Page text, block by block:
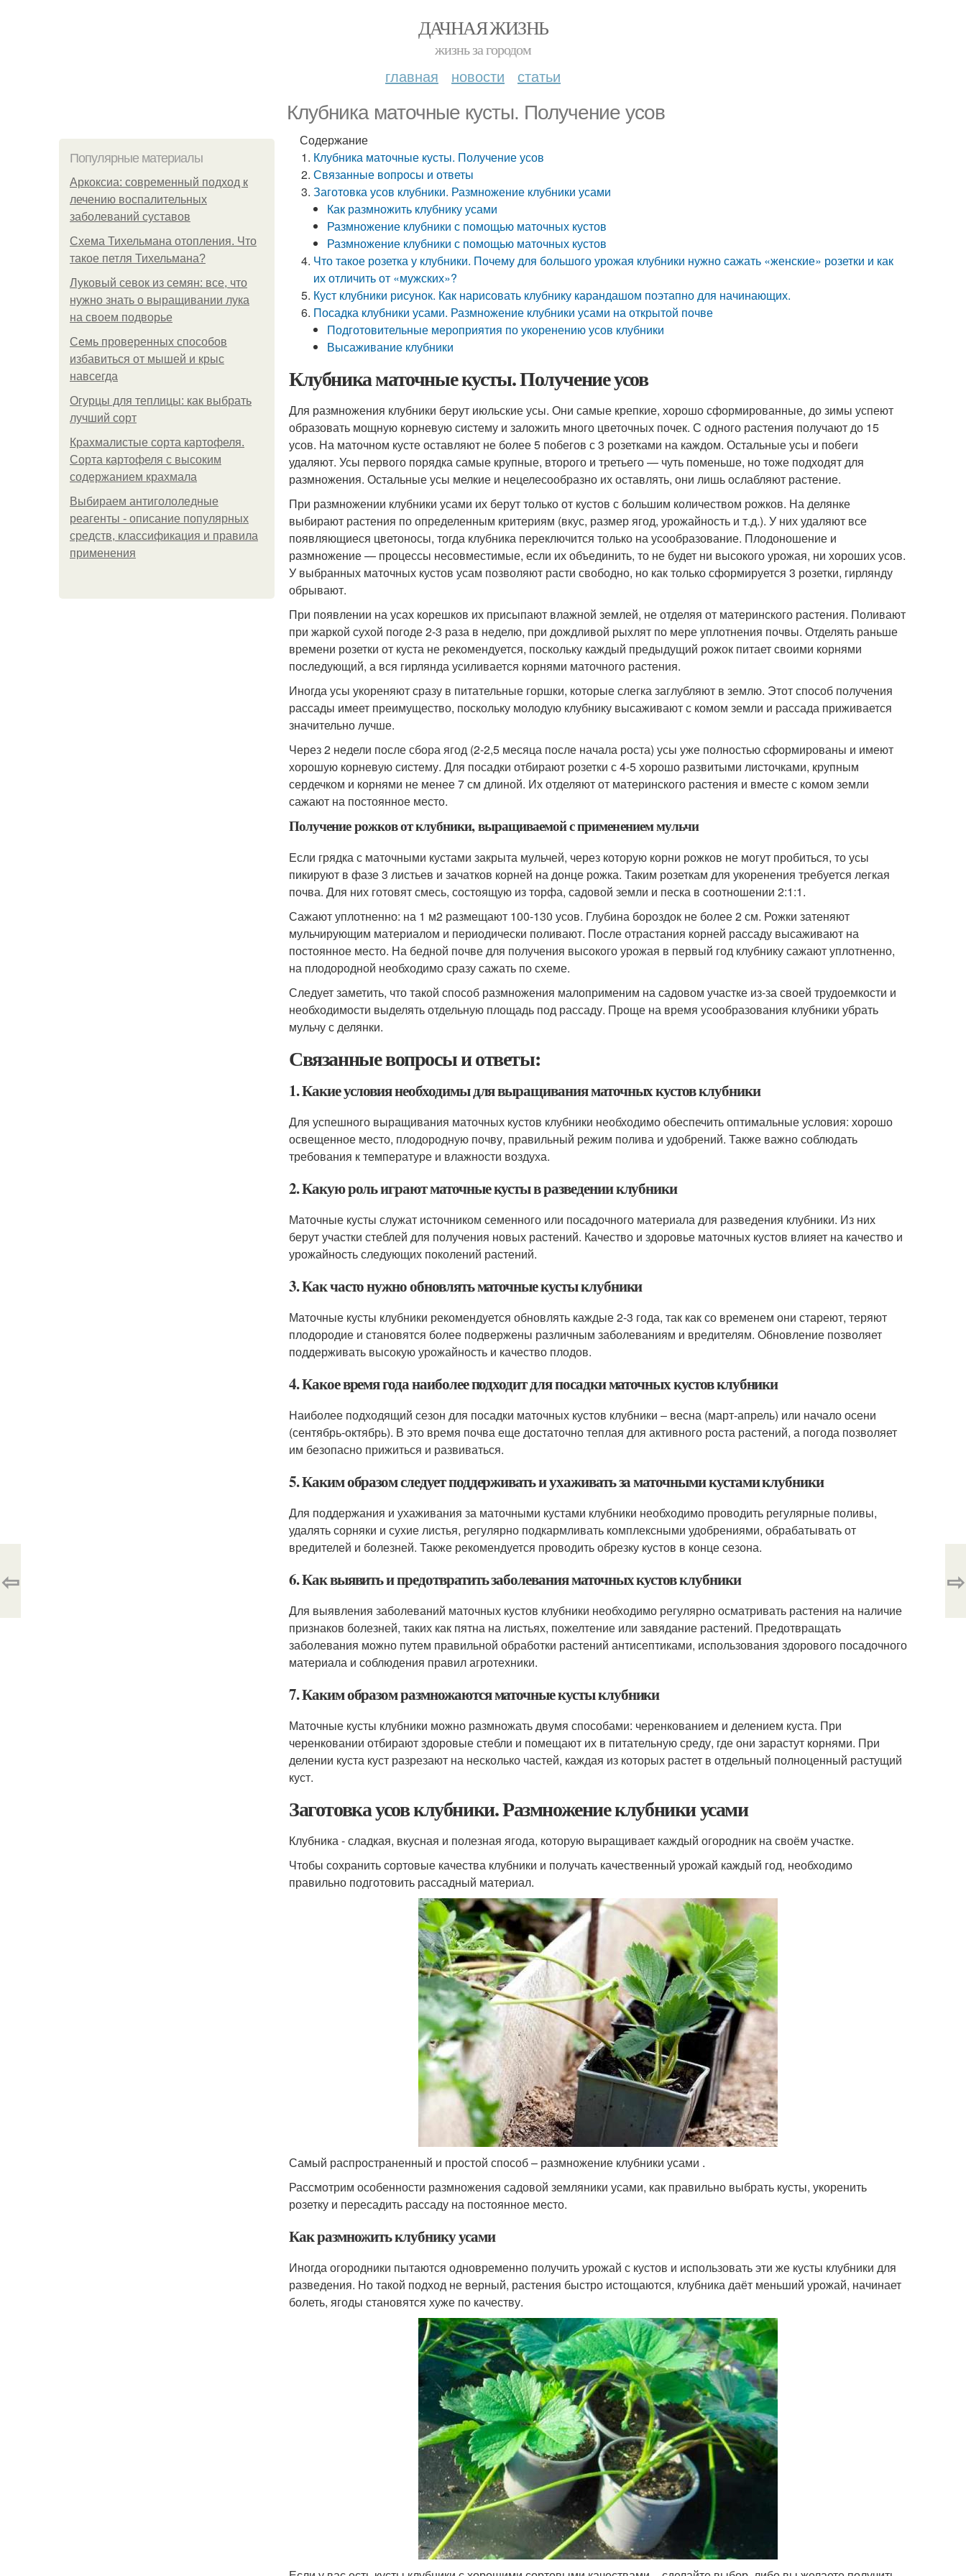
ДАЧНАЯ ЖИЗНЬ
жизнь за городом
главная новости статьи
Клубника маточные кусты. Получение усов
Популярные материалы
Аркоксиа: современный подход к
лечению воспалительных
заболеваний суставов
Схема Тихельмана отопления. Что
такое петля Тихельмана?
Луковый севок из семян: все, что
нужно знать о выращивании лука
на своем подворье
Семь проверенных способов
избавиться от мышей и крыс
навсегда
Огурцы для теплицы: как выбрать
лучший сорт
Крахмалистые сорта картофеля.
Сорта картофеля с высоким
содержанием крахмала
Выбираем антигололедные
реагенты - описание популярных
средств, классификация и правила
применения
Содержание
Клубника маточные кусты. Получение усов
Связанные вопросы и ответы
Заготовка усов клубники. Размножение клубники усами
Как размножить клубнику усами
Размножение клубники с помощью маточных кустов
Размножение клубники с помощью маточных кустов
Что такое розетка у клубники. Почему для большого урожая клубники нужно сажать «женские» розетки и как
их отличить от «мужских»?
Куст клубники рисунок. Как нарисовать клубнику карандашом поэтапно для начинающих.
Посадка клубники усами. Размножение клубники усами на открытой почве
Подготовительные мероприятия по укоренению усов клубники
Высаживание клубники
Клубника маточные кусты. Получение усов
Для размножения клубники берут июльские усы. Они самые крепкие, хорошо сформированные, до зимы успеют
образовать мощную корневую систему и заложить много цветочных почек. С одного растения получают до 15
усов. На маточном кусте оставляют не более 5 побегов с 3 розетками на каждом. Остальные усы и побеги
удаляют. Усы первого порядка самые крупные, второго и третьего — чуть поменьше, но тоже подходят для
размножения. Остальные усы мелкие и нецелесообразно их оставлять, они лишь ослабляют растение.
При размножении клубники усами их берут только от кустов с большим количеством рожков. На делянке
выбирают растения по определенным критериям (вкус, размер ягод, урожайность и т.д.). У них удаляют все
появляющиеся цветоносы, тогда клубника переключится только на усообразование. Плодоношение и
размножение — процессы несовместимые, если их объединить, то не будет ни высокого урожая, ни хороших усов.
У выбранных маточных кустов усам позволяют расти свободно, но как только сформируется 3 розетки, гирлянду
обрывают.
При появлении на усах корешков их присыпают влажной землей, не отделяя от материнского растения. Поливают
при жаркой сухой погоде 2-3 раза в неделю, при дождливой рыхлят по мере уплотнения почвы. Отделять раньше
времени розетки от куста не рекомендуется, поскольку каждый предыдущий рожок питает своими корнями
последующий, а вся гирлянда усиливается корнями маточного растения.
Иногда усы укореняют сразу в питательные горшки, которые слегка заглубляют в землю. Этот способ получения
рассады имеет преимущество, поскольку молодую клубнику высаживают с комом земли и рассада приживается
значительно лучше.
Через 2 недели после сбора ягод (2-2,5 месяца после начала роста) усы уже полностью сформированы и имеют
хорошую корневую систему. Для посадки отбирают розетки с 4-5 хорошо развитыми листочками, крупным
сердечком и корнями не менее 7 см длиной. Их отделяют от материнского растения и вместе с комом земли
сажают на постоянное место.
Получение рожков от клубники, выращиваемой с применением мульчи
Если грядка с маточными кустами закрыта мульчей, через которую корни рожков не могут пробиться, то усы
пикируют в фазе 3 листьев и зачатков корней на донце рожка. Таким розеткам для укоренения требуется легкая
почва. Для них готовят смесь, состоящую из торфа, садовой земли и песка в соотношении 2:1:1.
Сажают уплотненно: на 1 м2 размещают 100-130 усов. Глубина бороздок не более 2 см. Рожки затеняют
мульчирующим материалом и периодически поливают. После отрастания корней рассаду высаживают на
постоянное место. На бедной почве для получения высокого урожая в первый год клубнику сажают уплотненно,
на плодородной необходимо сразу сажать по схеме.
Следует заметить, что такой способ размножения малоприменим на садовом участке из-за своей трудоемкости и
необходимости выделять отдельную площадь под рассаду. Проще на время усообразования клубники убрать
мульчу с делянки.
Связанные вопросы и ответы:
1. Какие условия необходимы для выращивания маточных кустов клубники
Для успешного выращивания маточных кустов клубники необходимо обеспечить оптимальные условия: хорошо
освещенное место, плодородную почву, правильный режим полива и удобрений. Также важно соблюдать
требования к температуре и влажности воздуха.
2. Какую роль играют маточные кусты в разведении клубники
Маточные кусты служат источником семенного или посадочного материала для разведения клубники. Из них
берут участки стеблей для получения новых растений. Качество и здоровье маточных кустов влияет на качество и
урожайность следующих поколений растений.
3. Как часто нужно обновлять маточные кусты клубники
Маточные кусты клубники рекомендуется обновлять каждые 2-3 года, так как со временем они стареют, теряют
плодородие и становятся более подвержены различным заболеваниям и вредителям. Обновление позволяет
поддерживать высокую урожайность и качество плодов.
4. Какое время года наиболее подходит для посадки маточных кустов клубники
Наиболее подходящий сезон для посадки маточных кустов клубники – весна (март-апрель) или начало осени
(сентябрь-октябрь). В это время почва еще достаточно теплая для активного роста растений, а погода позволяет
им безопасно прижиться и развиваться.
5. Каким образом следует поддерживать и ухаживать за маточными кустами клубники
Для поддержания и ухаживания за маточными кустами клубники необходимо проводить регулярные поливы,
удалять сорняки и сухие листья, регулярно подкармливать комплексными удобрениями, обрабатывать от
вредителей и болезней. Также рекомендуется проводить обрезку кустов в конце сезона.
6. Как выявить и предотвратить заболевания маточных кустов клубники
Для выявления заболеваний маточных кустов клубники необходимо регулярно осматривать растения на наличие
признаков болезней, таких как пятна на листьях, пожелтение или завядание растений. Предотвращать
заболевания можно путем правильной обработки растений антисептиками, использования здорового посадочного
материала и соблюдения правил агротехники.
7. Каким образом размножаются маточные кусты клубники
Маточные кусты клубники можно размножать двумя способами: черенкованием и делением куста. При
черенковании отбирают здоровые стебли и помещают их в питательную среду, где они зарастут корнями. При
делении куста куст разрезают на несколько частей, каждая из которых растет в отдельный полноценный растущий
куст.
Заготовка усов клубники. Размножение клубники усами
Клубника - сладкая, вкусная и полезная ягода, которую выращивает каждый огородник на своём участке.
Чтобы сохранить сортовые качества клубники и получать качественный урожай каждый год, необходимо
правильно подготовить рассадный материал.
Самый распространенный и простой способ – размножение клубники усами .
Рассмотрим особенности размножения садовой земляники усами, как правильно выбрать кусты, укоренить
розетку и пересадить рассаду на постоянное место.
Как размножить клубнику усами
Иногда огородники пытаются одновременно получить урожай с кустов и использовать эти же кусты клубники для
разведения. Но такой подход не верный, растения быстро истощаются, клубника даёт меньший урожай, начинает
болеть, ягоды становятся хуже по качеству.
⇦ ⇨